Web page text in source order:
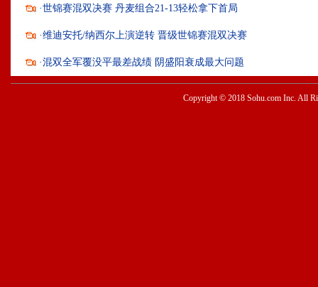
·世锦赛混双决赛 丹麦组合21-13轻松拿下首局
·维迪安托/纳西尔上演逆转 晋级世锦赛混双决赛
·混双全军覆没平最差战绩 阴盛阳衰成最大问题
Copyright © 2018 Sohu.com Inc. All